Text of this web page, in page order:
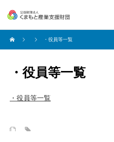
・役員等一覧
・役員等一覧
・役員等一覧